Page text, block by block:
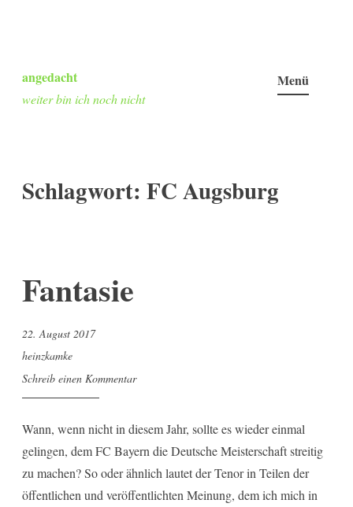
Inhalt
springen
angedacht
weiter bin ich noch nicht
Menü
Schlagwort: FC Augsburg
Fantasie
22. August 2017
heinzkamke
Schreib einen Kommentar
Wann, wenn nicht in diesem Jahr, sollte es wieder einmal
gelingen, dem FC Bayern die Deutsche Meisterschaft streitig
zu machen? So oder ähnlich lautet der Tenor in Teilen der
öffentlichen und veröffentlichten Meinung, dem ich mich in